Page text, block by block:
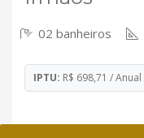
02 banheiros
IPTU: R$ 698,71 / Anual